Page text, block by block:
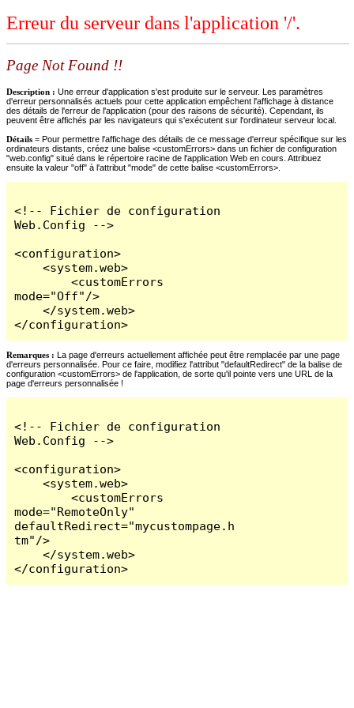
Erreur du serveur dans l'application '/'.
Page Not Found !!
Description : Une erreur d'application s'est produite sur le serveur. Les paramètres
d'erreur personnalisés actuels pour cette application empêchent l'affichage à distance
des détails de l'erreur de l'application (pour des raisons de sécurité). Cependant, ils
peuvent être affichés par les navigateurs qui s'exécutent sur l'ordinateur serveur local.
Détails = Pour permettre l'affichage des détails de ce message d'erreur spécifique sur les
ordinateurs distants, créez une balise <customErrors> dans un fichier de configuration
"web.config" situé dans le répertoire racine de l'application Web en cours. Attribuez
ensuite la valeur "off" à l'attribut "mode" de cette balise <customErrors>.
<!-- Fichier de configuration
Web.Config -->
<configuration>
    <system.web>
        <customErrors
mode="Off"/>
    </system.web>
</configuration>
Remarques : La page d'erreurs actuellement affichée peut être remplacée par une page
d'erreurs personnalisée. Pour ce faire, modifiez l'attribut "defaultRedirect" de la balise de
configuration <customErrors> de l'application, de sorte qu'il pointe vers une URL de la
page d'erreurs personnalisée !
<!-- Fichier de configuration
Web.Config -->
<configuration>
    <system.web>
        <customErrors
mode="RemoteOnly"
defaultRedirect="mycustompage.h
tm"/>
    </system.web>
</configuration>